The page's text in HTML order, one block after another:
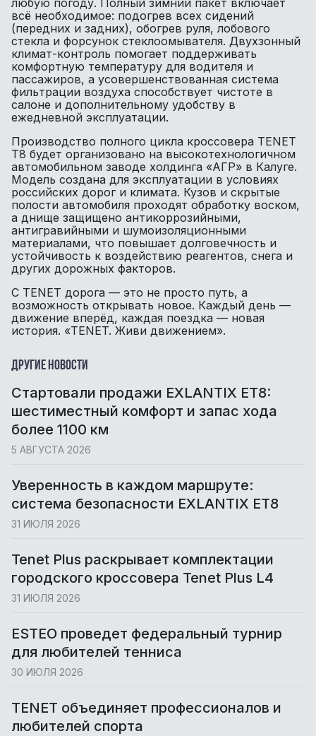
любую погоду. Полный зимний пакет включает
всё необходимое: подогрев всех сидений
(передних и задних), обогрев руля, лобового
стекла и форсунок стеклоомывателя. Двухзонный
климат-контроль помогает поддерживать
комфортную температуру для водителя и
пассажиров, а усовершенствованная система
фильтрации воздуха способствует чистоте в
салоне и дополнительному удобству в
ежедневной эксплуатации.
Производство полного цикла кроссовера TENET
T8 будет организовано на высокотехнологичном
автомобильном заводе холдинга «АГР» в Калуге.
Модель создана для эксплуатации в условиях
российских дорог и климата. Кузов и скрытые
полости автомобиля проходят обработку воском,
а днище защищено антикоррозийными,
антигравийными и шумоизоляционными
материалами, что повышает долговечность и
устойчивость к воздействию реагентов, снега и
других дорожных факторов.
С TENET дорога — это не просто путь, а
возможность открывать новое. Каждый день —
движение вперёд, каждая поездка — новая
история. «TENET. Живи движением».
Другие новости
Cтартовали продажи EXLANTIX ET8:
шестиместный комфорт и запас хода
более 1100 км
5 АВГУСТА 2026
Уверенность в каждом маршруте:
система безопасности EXLANTIX ET8
31 ИЮЛЯ 2026
Tenet Plus раскрывает комплектации
городского кроссовера Tenet Plus L4
31 ИЮЛЯ 2026
ESTEO проведет федеральный турнир
для любителей тенниса
30 ИЮЛЯ 2026
TENET объединяет профессионалов и
любителей спорта